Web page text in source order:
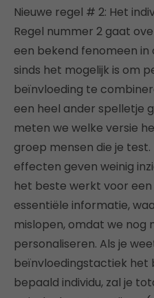
Nieuwe regel # 2: Het
Regel nummer 2 gaat
een bekend fenomeen
sinds het mogelijk is om
beïnvloeding te
een heel ander spelletje
meten we welke versie
groep mensen die je
effecten geven weinig
het beste werkt voor een
essentiële informatie,
mislopen, omdat we nog
personaliseren. Als je
beïnvloedingstactiek het
bepaald individu, zal je